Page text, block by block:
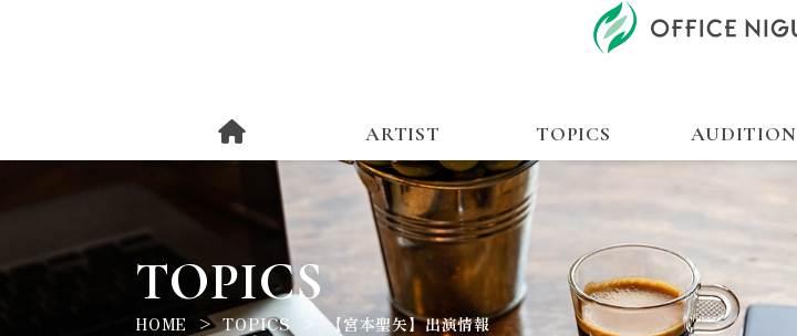
ARTIST TOPICS AUDITION
TOPICS
HOME TOPICS 【宮本聖矢】出演情報